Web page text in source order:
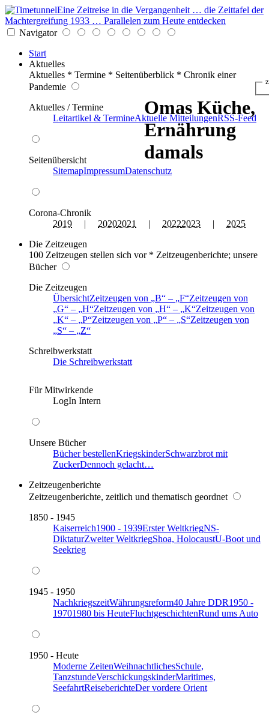
Eine Zeitreise in die Vergangenheit … die Zeittafel der
Machtergreifung 1933 … Parallelen zum Heute entdecken
Navigator
Start
Aktuelles
Aktuelles * Termine * Seitenüberblick * Chronik einer
Pandemie
Aktuelles / Termine
Leitartikel & TermineAktuelle MitteilungenRSS-Feed
Seitenübersicht
SitemapImpressumDatenschutz
Corona-Chronik
2019 | 20202021 | 20222023 | 2025
Die Zeitzeugen
100 Zeitzeugen stellen sich vor * Zeitzeugenberichte; unsere
Bücher
Die Zeitzeugen
ÜbersichtZeitzeugen von B – F Zeitzeugen von
G
– H Zeitzeugen von H – K Zeitzeugen von
K
– P Zeitzeugen von P – S Zeitzeugen von
S
–
Z
Schreibwerkstatt
Die Schreibwerkstatt
Für Mitwirkende
LogIn Intern
Unsere Bücher
Bücher bestellenKriegskinderSchwarzbrot mit
ZuckerDennoch gelacht…
Zeitzeugenberichte
Zeitzeugenberichte, zeitlich und thematisch geordnet
1850 - 1945
Kaiserreich1900 - 1939Erster WeltkriegNS-
DiktaturZweiter WeltkriegShoa, HolocaustU-Boot und
Seekrieg
1945 - 1950
NachkriegszeitWährungsreform40 Jahre DDR1950 -
19701980 bis HeuteFluchtgeschichtenRund ums Auto
1950 - Heute
Moderne ZeitenWeihnachtlichesSchule,
TanzstundeVerschickungskinderMaritimes,
SeefahrtReiseberichteDer vordere Orient
Omas Küche,
Ernährung
damals